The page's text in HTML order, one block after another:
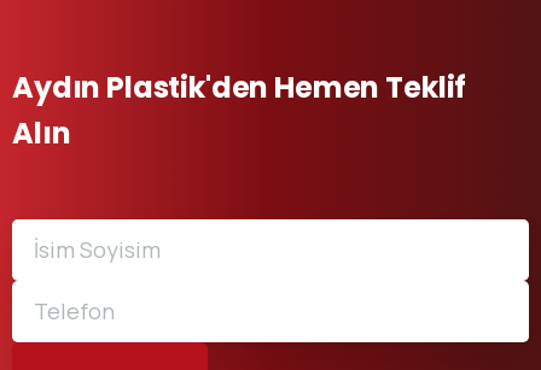
Aydın Plastik'den Hemen Teklif
Alın